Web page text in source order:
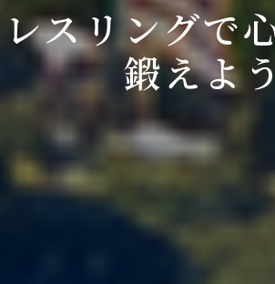
レスリングで
鍛えよ